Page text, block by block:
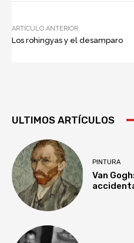
ARTÍCULO ANTERIOR
Los rohingyas y el desamparo
ULTIMOS ARTÍCULOS
PINTURA
Van